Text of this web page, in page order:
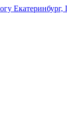
Екатеринбург,